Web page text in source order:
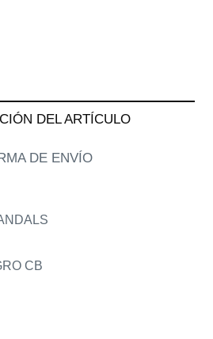
DEL ARTÍCULO
DE ENVÍO
CB